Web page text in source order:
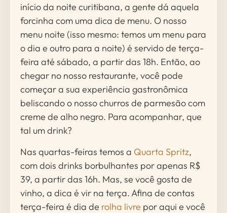
início da noite curitibana, a gente dá aquela
forcinha com uma dica de menu. O nosso
menu noite (isso mesmo: temos um menu para
o dia e outro para a noite) é servido de terça-
feira até sábado, a partir das 18h. Então, ao
chegar no nosso restaurante, você pode
começar a sua experiência gastronômica
beliscando o nosso churros de parmesão com
creme de alho negro. Para acompanhar, que
tal um drink?
Nas quartas-feiras temos a Quarta Spritz,
com dois drinks borbulhantes por apenas R$
39, a partir das 16h. Mas, se você gosta de
vinho, a dica é vir na terça. Afina de contas
terça-feira é dia de rolha livre por aqui e você